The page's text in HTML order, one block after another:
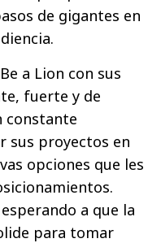
de gigantes en
a Lion con sus
fuerte y de
constante
sus proyectos en
opciones que les
a que la
para tomar